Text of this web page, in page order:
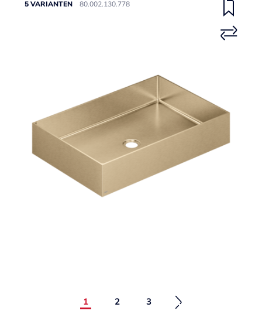
5 VARIANTEN 80.002.130.778
1 2 3